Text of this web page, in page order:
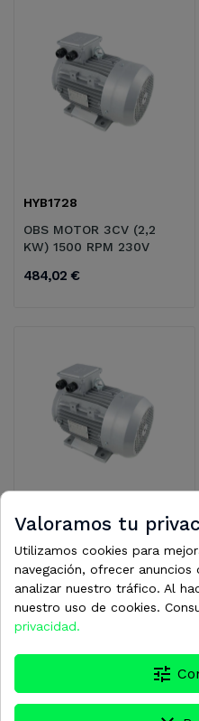
HYB1728
OBS MOTOR 3CV (2,2
KW) 1500 RPM 230V
484,02 €
HYB1726
MOTOR 5.5CV (4 KW)
1500 RPM 230/400V B34
CAR RED
393,81 €
Valoramos tu
Utilizamos cookies para
navegación, ofrecer
analizar nuestro tráfico. Al
nuestro uso de cookies.
privacidad.
tune